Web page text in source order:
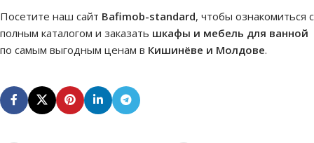
Посетите наш сайт Bafimob-standard, чтобы ознакомиться с
полным каталогом и заказать шкафы и мебель для ванной
по самым выгодным ценам в Кишинёве и Молдове.